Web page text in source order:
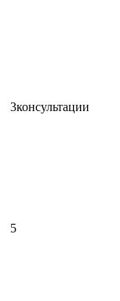
3консультации
5